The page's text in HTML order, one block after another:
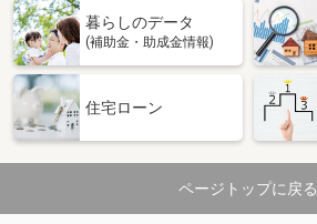
暮らしのデータ
(補助金・助成金情報)
住宅ローン
ページトップに戻る